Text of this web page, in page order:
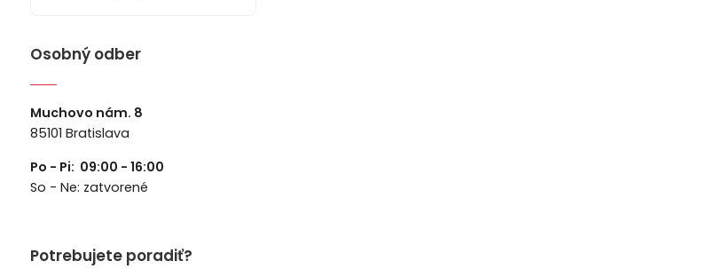
Osobný odber
Muchovo nám. 8
85101 Bratislava
Po - Pi: 09:00 - 16:00
So - Ne: zatvorené
Potrebujete poradiť?